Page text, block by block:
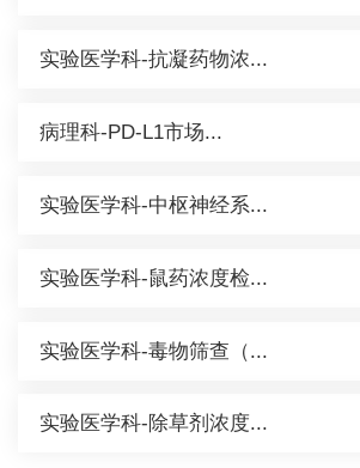
实验医学科-抗凝药物浓...
病理科-PD-L1市场...
实验医学科-中枢神经系...
实验医学科-鼠药浓度检...
实验医学科-毒物筛查（...
实验医学科-除草剂浓度...